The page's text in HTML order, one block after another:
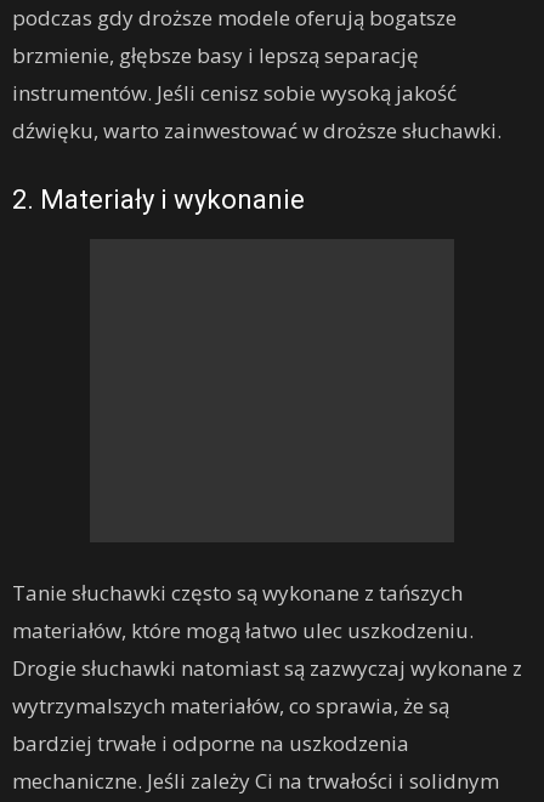
podczas gdy droższe modele oferują bogatsze
brzmienie, głębsze basy i lepszą separację
instrumentów. Jeśli cenisz sobie wysoką jakość
dźwięku, warto zainwestować w droższe słuchawki.
2. Materiały i wykonanie
Tanie słuchawki często są wykonane z tańszych
materiałów, które mogą łatwo ulec uszkodzeniu.
Drogie słuchawki natomiast są zazwyczaj wykonane z
wytrzymalszych materiałów, co sprawia, że są
bardziej trwałe i odporne na uszkodzenia
mechaniczne. Jeśli zależy Ci na trwałości i solidnym